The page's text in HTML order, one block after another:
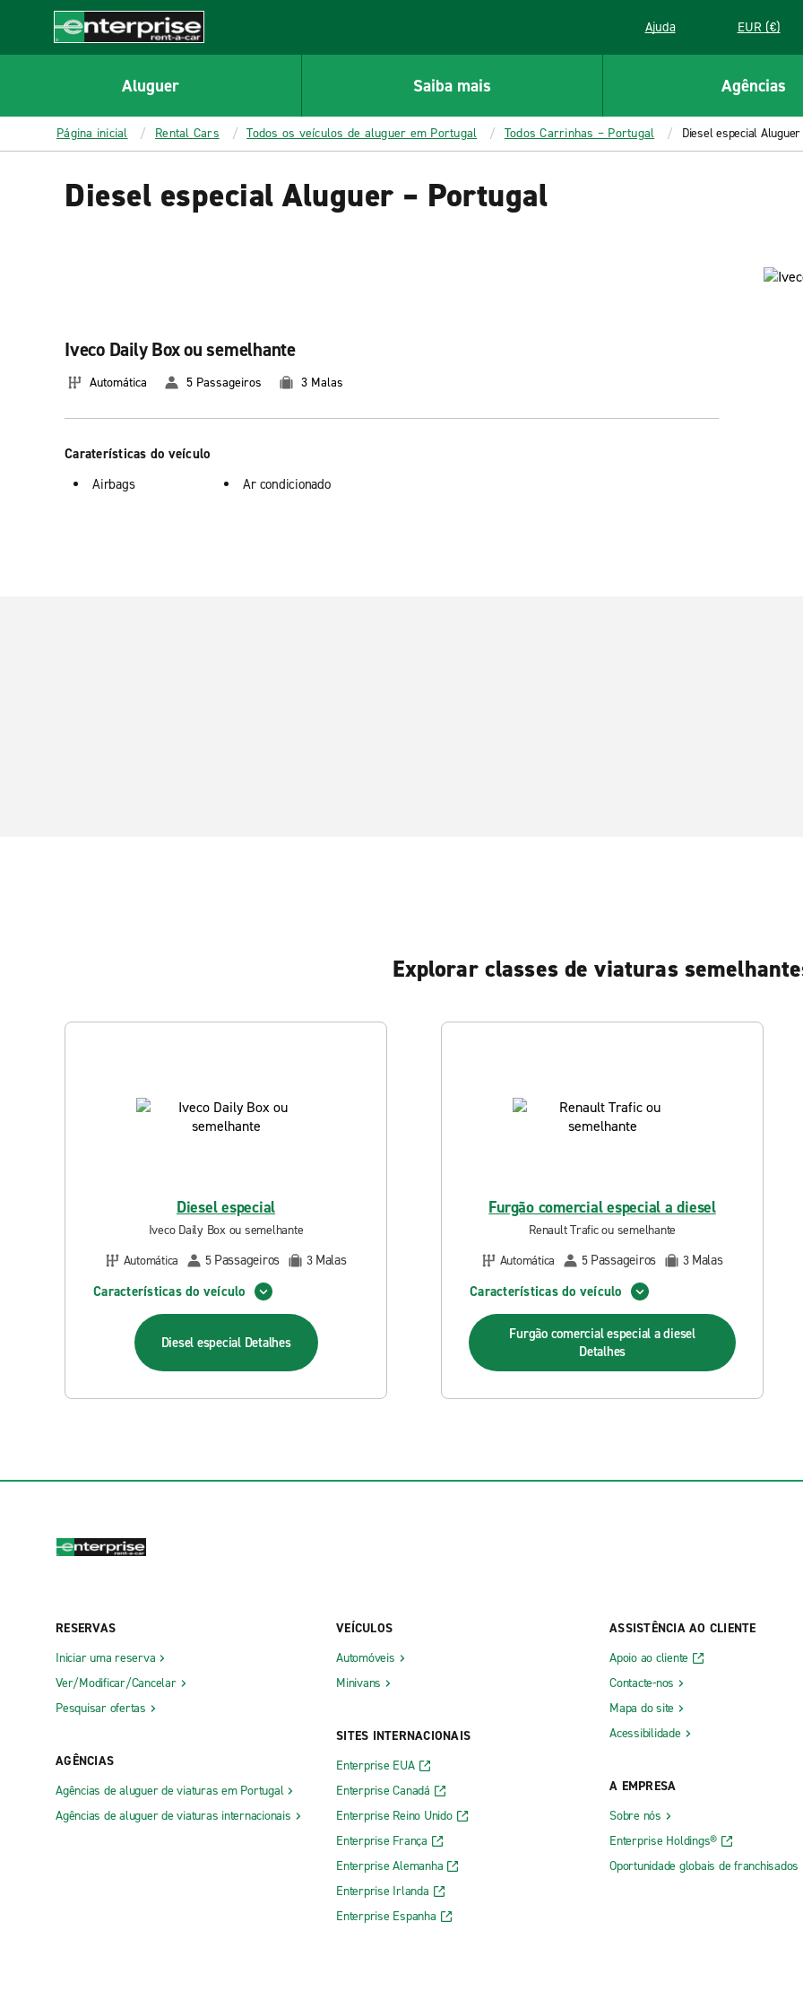
CONTENT
Enterprise
Ajuda EUR (€)
Aluguer Saiba mais Agências
Página inicial Rental Cars Todos os veículos de aluguer em Portugal Todos Carrinhas – Portugal Diesel especial
Diesel especial Aluguer – Portugal
Iveco Daily Box ou semelhante
Automática 5 Passageiros 3 Malas
Caraterísticas do veículo
Airbags
Ar condicionado
Explorar classes de viaturas
Diesel especial
Iveco Daily Box ou semelhante
Automática
5 Passageiros 3 Malas
Características do veículo
Diesel especial Detalhes
Furgão comercial especial a diesel
Renault Trafic ou semelhante
Automática
5 Passageiros 3 Malas
Características do veículo
Furgão comercial especial a diesel
Detalhes
RESERVAS
Iniciar uma reserva
Ver/Modificar/Cancelar
Pesquisar ofertas
AGÊNCIAS
Agências de aluguer de viaturas em Portugal
Agências de aluguer de viaturas internacionais
VEÍCULOS
Automóveis
Minivans
SITES INTERNACIONAIS
Enterprise EUA
Enterprise Canadá
Enterprise Reino Unido
Enterprise França
Enterprise Alemanha
Enterprise Irlanda
Enterprise Espanha
ASSISTÊNCIA AO CLIENTE
Apoio ao cliente
Contacte-nos
Mapa do site
Acessibilidade
A EMPRESA
Sobre nós
Enterprise Holdings®
Oportunidade globais de franchisados